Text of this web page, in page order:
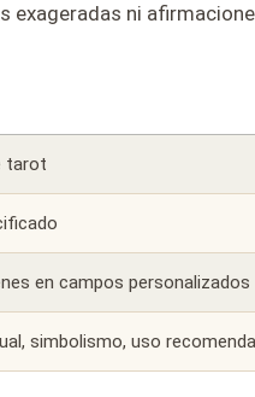
exageradas ni
tarot
en campos personalizados
simbolismo, uso